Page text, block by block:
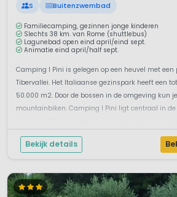
S Buitenzwembad
Familiecamping, gezinnen jonge kinderen
Slechts 38 km. van Rome (shuttlebus)
Lagunebad open eind april/eind sept.
Animatie eind april/half sept.
Camping I Pini is gelegen op een heuvel met
Tibervallei. Het Italiaanse gezinspark heeft een
50.000 m2. Door de bossen in de omgeving kun
mountainbiken. Camping I Pini ligt centraal in
Bekijk details